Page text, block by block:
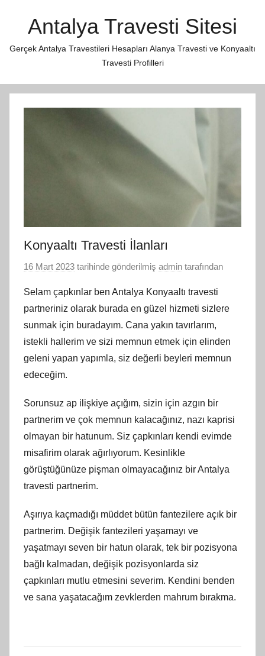
Antalya Travesti Sitesi
Gerçek Antalya Travestileri Hesapları Alanya Travesti ve Konyaaltı
Travesti Profilleri
Konyaaltı Travesti İlanları
16 Mart 2023 tarihinde gönderilmiş admin tarafından
Selam çapkınlar ben Antalya Konyaaltı travesti
partneriniz olarak burada en güzel hizmeti sizlere
sunmak için buradayım. Cana yakın tavırlarım,
istekli hallerim ve sizi memnun etmek için elinden
geleni yapan yapımla, siz değerli beyleri memnun
edeceğim.
Sorunsuz ap ilişkiye açığım, sizin için azgın bir
partnerim ve çok memnun kalacağınız, nazı kaprisi
olmayan bir hatunum. Siz çapkınları kendi evimde
misafirim olarak ağırlıyorum. Kesinlikle
görüştüğünüze pişman olmayacağınız bir Antalya
travesti partnerim.
Aşırıya kaçmadığı müddet bütün fantezilere açık bir
partnerim. Değişik fantezileri yaşamayı ve
yaşatmayı seven bir hatun olarak, tek bir pozisyona
bağlı kalmadan, değişik pozisyonlarda siz
çapkınları mutlu etmesini severim. Kendini benden
ve sana yaşatacağım zevklerden mahrum bırakma.